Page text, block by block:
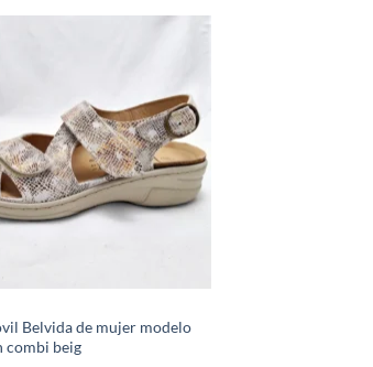
wishlist
Belvida de mujer modelo
combi beig